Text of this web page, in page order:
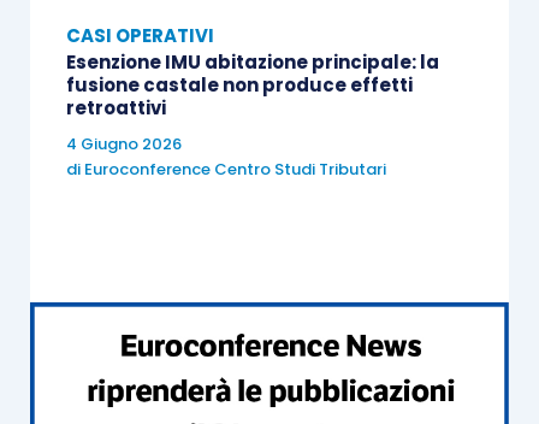
CASI OPERATIVI
Esenzione IMU abitazione principale: la
fusione castale non produce effetti
retroattivi
4 Giugno 2026
di Euroconference Centro Studi Tributari